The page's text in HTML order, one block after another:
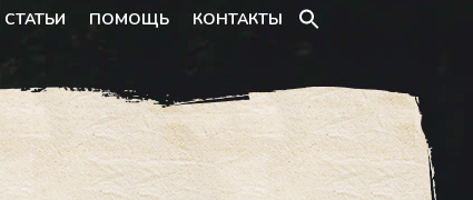
СТАТЬИ ПОМОЩЬ КОНТАКТЫ